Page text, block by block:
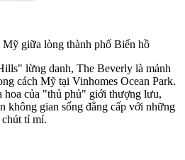
giữa lòng thành phố Biển hồ
lừng danh, The Beverly là mảnh
cách Mỹ tại Vinhomes Ocean Park.
hoa của "thủ phủ" giới thượng lưu,
không gian sống đẳng cấp với những
tỉ mỉ.